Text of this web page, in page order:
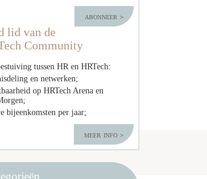
abonneer
lid van de
Community
tussen HR en HRTech:
en netwerken;
op HRTech Arena en
bijeenkomsten per jaar;
meer info